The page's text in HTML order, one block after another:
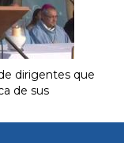
dirigentes que
de sus